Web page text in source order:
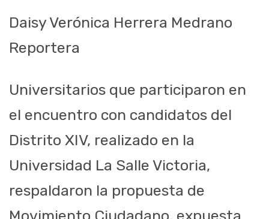
Daisy Verónica Herrera Medrano
Reportera
Universitarios que participaron en
el encuentro con candidatos del
Distrito XIV, realizado en la
Universidad La Salle Victoria,
respaldaron la propuesta de